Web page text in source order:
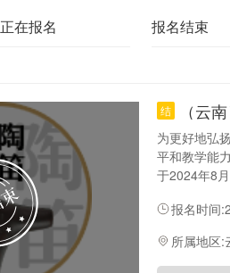
正在报名 报名结束
结 （云
为更好地弘
平和教学能
于2024年8
教学和理论
报名时间
所属地区: